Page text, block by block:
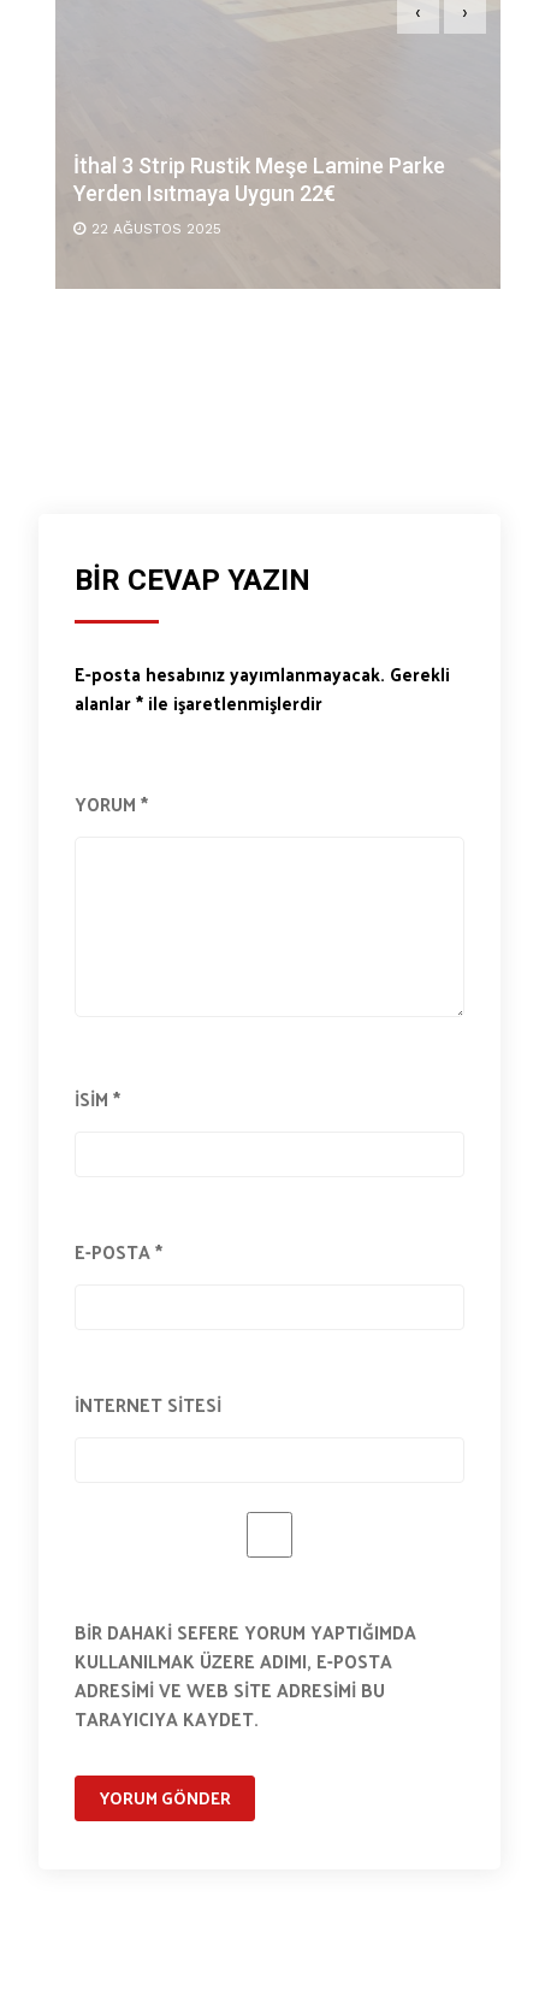
İthal 3 Strip Rustik Meşe Lamine Parke
Yerden Isıtmaya Uygun 22€
22 AĞUSTOS 2025
‹ ›
BIR CEVAP YAZIN
E-posta hesabınız yayımlanmayacak. Gerekli
alanlar*ile işaretlenmişlerdir
YORUM*
İSIM*
E-POSTA*
İNTERNET SITESI
BIR DAHAKI SEFERE YORUM YAPTIĞIMDA
KULLANILMAK ÜZERE ADIMI, E-POSTA
ADRESIMI VE WEB SITE ADRESIMI BU
TARAYICIYA KAYDET.